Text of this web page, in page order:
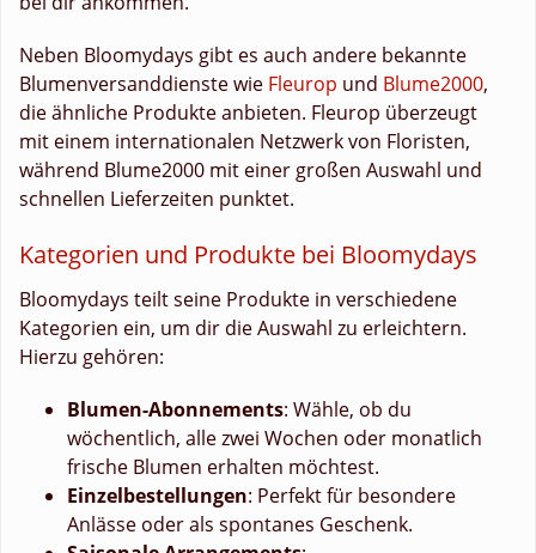
Neben Bloomydays gibt es auch andere bekannte
Blumenversanddienste wie Fleurop und Blume2000,
die ähnliche Produkte anbieten. Fleurop überzeugt
mit einem internationalen Netzwerk von Floristen,
während Blume2000 mit einer großen Auswahl und
schnellen Lieferzeiten punktet.
Kategorien und Produkte bei Bloomydays
Bloomydays teilt seine Produkte in verschiedene
Kategorien ein, um dir die Auswahl zu erleichtern.
Hierzu gehören:
Blumen-Abonnements: Wähle, ob du
wöchentlich, alle zwei Wochen oder monatlich
frische Blumen erhalten möchtest.
Einzelbestellungen: Perfekt für besondere
Anlässe oder als spontanes Geschenk.